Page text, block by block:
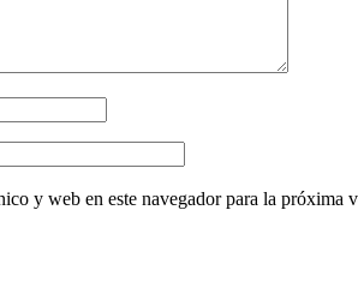
y web en este navegador para la próxima